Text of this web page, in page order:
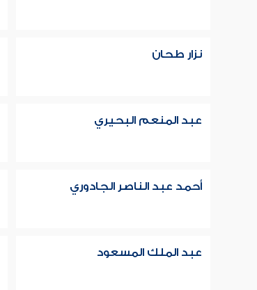
نزار طحان
عبد المنعم البحيري
أحمد عبد الناصر الجادوري
عبد الملك المسعود